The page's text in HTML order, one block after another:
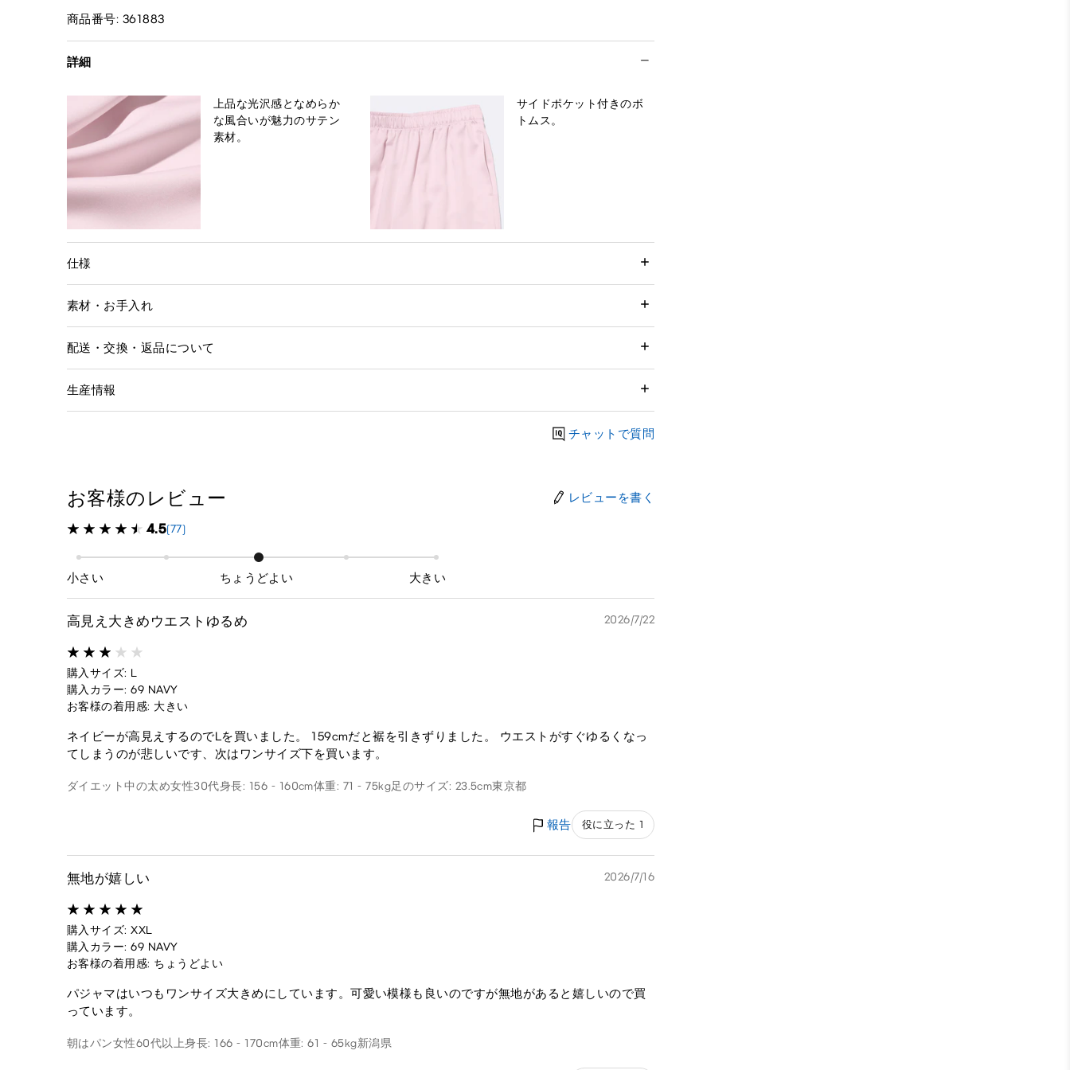
商品番号: 361883
詳細
上品な光沢感となめらか
な風合いが魅力のサテン
素材。
サイドポケット付きのボ
トムス。
仕様
素材・お手入れ
配送・交換・返品について
生産情報
チャットで質問
お客様のレビュー レビューを書く
4.5(77)
小さい ちょうどよい 大きい
高見え大きめウエストゆるめ 2026/7/22
購入サイズ: L
購入カラー: 69 NAVY
お客様の着用感: 大きい
ネイビーが高見えするのでLを買いました。 159cmだと裾を引きずりました。 ウエストがすぐゆるくなっ
てしまうのが悲しいです、次はワンサイズ下を買います。
ダイエット中の太め女性30代身長: 156 - 160cm体重: 71 - 75kg足のサイズ: 23.5cm東京都
報告 役に立った 1
無地が嬉しい 2026/7/16
購入サイズ: XXL
購入カラー: 69 NAVY
お客様の着用感: ちょうどよい
パジャマはいつもワンサイズ大きめにしています。可愛い模様も良いのですが無地があると嬉しいので買
っています。
朝はパン女性60代以上身長: 166 - 170cm体重: 61 - 65kg新潟県